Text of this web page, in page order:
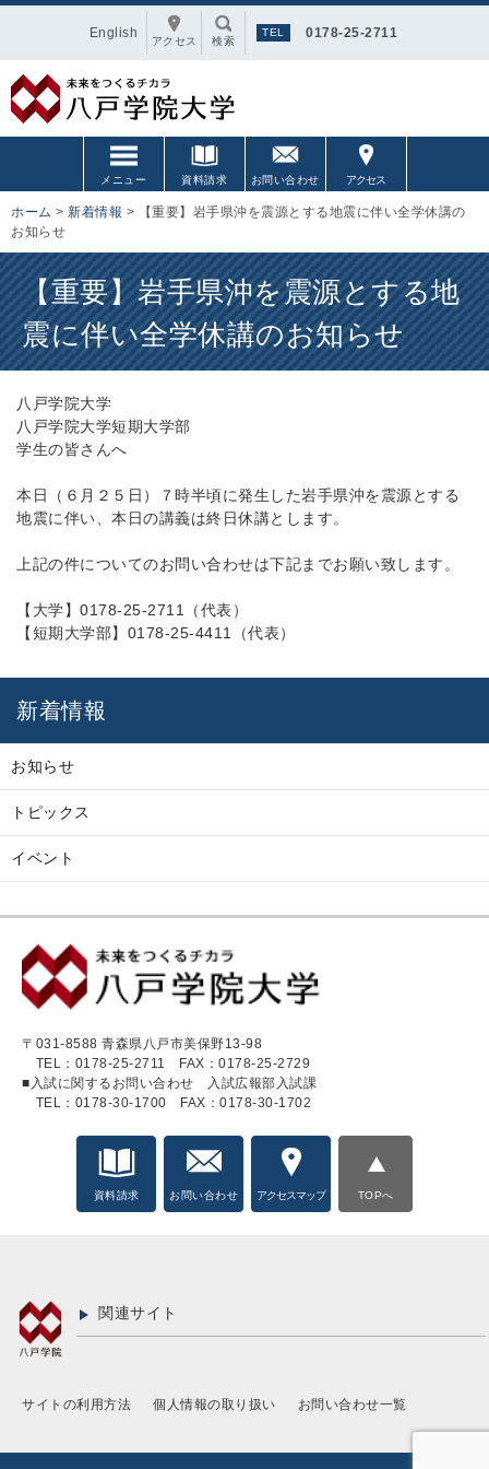
0178-25-2711
検索
English
アクセス
メニュー 資料請求 お問い合わせ アクセス
ホーム > 新着情報 >
【重要】岩手県沖を震源とする地震に伴い全学休講の
お知らせ
【重要】岩手県沖を震源とする地
震に伴い全学休講のお知らせ
八戸学院大学
八戸学院大学短期大学部
学生の皆さんへ
本日（６月２５日）７時半頃に発生した岩手県沖を震源とする
地震に伴い、本日の講義は終日休講とします。
上記の件についてのお問い合わせは下記までお願い致します。
【大学】0178-25-2711（代表）
【短期大学部】0178-25-4411（代表）
新着情報
お知らせ
トピックス
イベント
〒031-8588 青森県八戸市美保野13-98
TEL：0178-25-2711
FAX：0178-25-2729
■入試に関するお問い合わせ 入試広報部入試課
TEL：0178-30-1700 FAX：0178-30-1702
資料請求 お問い合わせ アクセスマップ TOPへ
関連サイト
サイトの利用方法 個人情報の取り扱い お問い合わせ一覧